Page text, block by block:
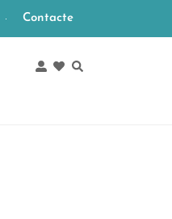
Contacte